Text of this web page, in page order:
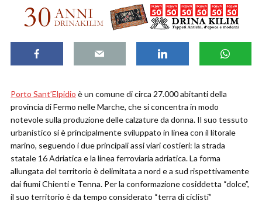
Porto Sant’Elpidio è un comune di circa 27.000 abitanti della
provincia di Fermo nelle Marche, che si concentra in modo
notevole sulla produzione delle calzature da donna. Il suo tessuto
urbanistico si è principalmente sviluppato in linea con il litorale
marino, seguendo i due principali assi viari costieri: la strada
statale 16 Adriatica e la linea ferroviaria adriatica. La forma
allungata del territorio è delimitata a nord e a sud rispettivamente
dai fiumi Chienti e Tenna. Per la conformazione cosiddetta “dolce”,
il suo territorio è da tempo considerato “terra di ciclisti”